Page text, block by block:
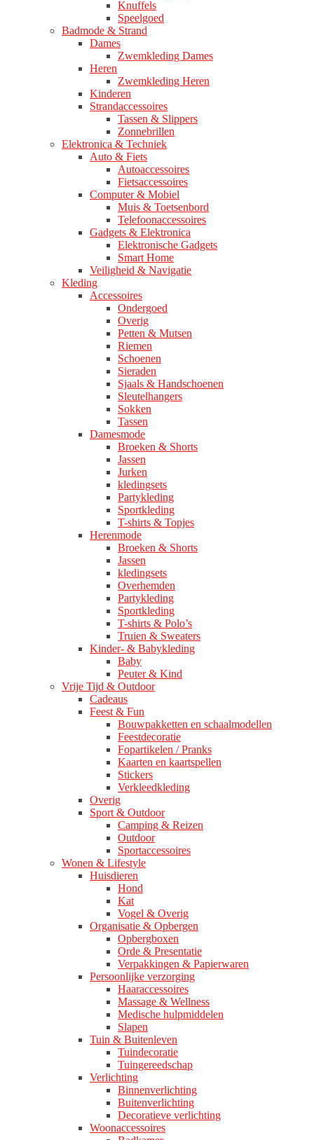
Knuffels
Speelgoed
Badmode & Strand
Dames
Zwemkleding Dames
Heren
Zwemkleding Heren
Kinderen
Strandaccessoires
Tassen & Slippers
Zonnebrillen
Elektronica & Techniek
Auto & Fiets
Autoaccessoires
Fietsaccessoires
Computer & Mobiel
Muis & Toetsenbord
Telefoonaccessoires
Gadgets & Elektronica
Elektronische Gadgets
Smart Home
Veiligheid & Navigatie
Kleding
Accessoires
Ondergoed
Overig
Petten & Mutsen
Riemen
Schoenen
Sieraden
Sjaals & Handschoenen
Sleutelhangers
Sokken
Tassen
Damesmode
Broeken & Shorts
Jassen
Jurken
kledingsets
Partykleding
Sportkleding
T-shirts & Topjes
Herenmode
Broeken & Shorts
Jassen
kledingsets
Overhemden
Partykleding
Sportkleding
T-shirts & Polo’s
Truien & Sweaters
Kinder- & Babykleding
Baby
Peuter & Kind
Vrije Tijd & Outdoor
Cadeaus
Feest & Fun
Bouwpakketten en schaalmodellen
Feestdecoratie
Fopartikelen / Pranks
Kaarten en kaartspellen
Stickers
Verkleedkleding
Overig
Sport & Outdoor
Camping & Reizen
Outdoor
Sportaccessoires
Wonen & Lifestyle
Huisdieren
Hond
Kat
Vogel & Overig
Organisatie & Opbergen
Opbergboxen
Orde & Presentatie
Verpakkingen & Papierwaren
Persoonlijke verzorging
Haaraccessoires
Massage & Wellness
Medische hulpmiddelen
Slapen
Tuin & Buitenleven
Tuindecoratie
Tuingereedschap
Verlichting
Binnenverlichting
Buitenverlichting
Decoratieve verlichting
Woonaccessoires